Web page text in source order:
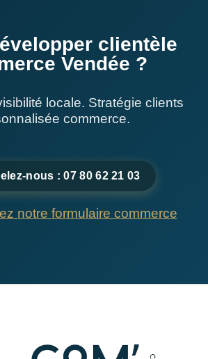
clientèle
Vendée ?
locale. Stratégie clients
commerce.
nous : 07 80 62 21 03
notre formulaire commerce